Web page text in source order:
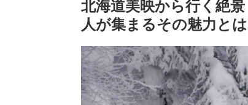
北海道美映から行く絶
人が集まるその魅力と